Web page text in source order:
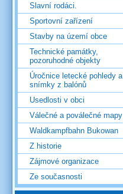
Slavní rodáci.
Sportovní zařízení
Stavby na území obce
Technické památky,
pozoruhodné objekty
Úročnice letecké pohledy a
snímky z balónů
Usedlosti v obci
Válečné a poválečné mapy
Waldkampfbahn Bukowan
Z historie
Zájmové organizace
Ze současnosti